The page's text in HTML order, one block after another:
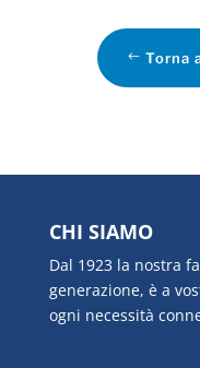
Torna
CHI SIAMO
Dal 1923 la nostra
generazione, è a
ogni necessità